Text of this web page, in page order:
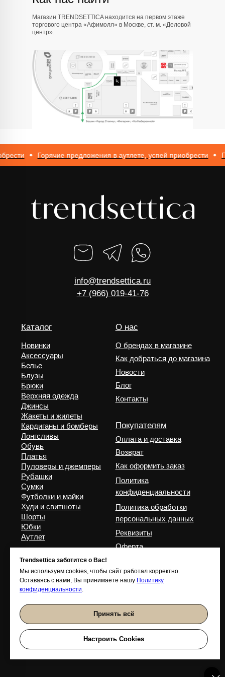
Магазин TRENDSETTICA находится на первом этаже
торгового центра «Афимолл» в Москве, ст. м. «Деловой
центр».
Горячие предложения в аутлете, успей приобрести
Trendsettica заботится о Вас!
Мы используем cookies, чтобы сайт работал корректно.
Оставаясь с нами, Вы принимаете нашу Политику
конфиденциальности.
Принять всё
Настроить Cookies